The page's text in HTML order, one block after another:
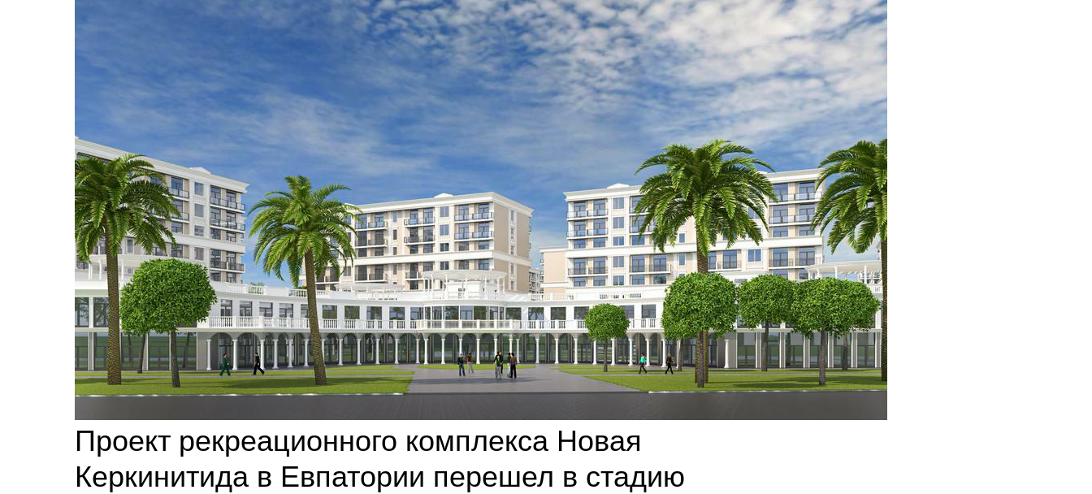
Проект рекреационного комплекса Новая
Керкинитида в Евпатории перешел в стадию